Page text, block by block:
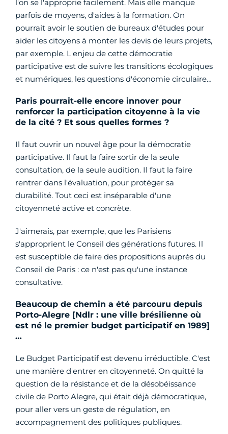
l'on se l'approprie facilement. Mais elle manque
parfois de moyens, d'aides à la formation. On
pourrait avoir le soutien de bureaux d'études pour
aider les citoyens à monter les devis de leurs projets,
par exemple. L'enjeu de cette démocratie
participative est de suivre les transitions écologiques
et numériques, les questions d'économie circulaire…
Paris pourrait-elle encore innover pour
renforcer la participation citoyenne à la vie
de la cité ? Et sous quelles formes ?
Il faut ouvrir un nouvel âge pour la démocratie
participative. Il faut la faire sortir de la seule
consultation, de la seule audition. Il faut la faire
rentrer dans l'évaluation, pour protéger sa
durabilité. Tout ceci est inséparable d'une
citoyenneté active et concrète.
J'aimerais, par exemple, que les Parisiens
s'approprient le Conseil des générations futures. Il
est susceptible de faire des propositions auprès du
Conseil de Paris : ce n'est pas qu'une instance
consultative.
Beaucoup de chemin a été parcouru depuis
Porto-Alegre [Ndlr : une ville brésilienne où
est né le premier budget participatif en 1989]
…
Le Budget Participatif est devenu irréductible. C'est
une manière d'entrer en citoyenneté. On quitté la
question de la résistance et de la désobéissance
civile de Porto Alegre, qui était déjà démocratique,
pour aller vers un geste de régulation, en
accompagnement des politiques publiques.